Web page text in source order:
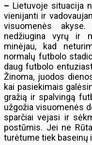
– Lietuvoje situacija
vienijanti ir
visuomenės
nedžiugina vyrų ir
minėjau, kad
normalų futbolo
daug futbolo
Žinoma, juodos
kai pasiekimais
gražią ir spalvingą
užgožia visuomenės
sparčiai vejasi ir
postūmis. Jei ne
turėtume tiek baseinų